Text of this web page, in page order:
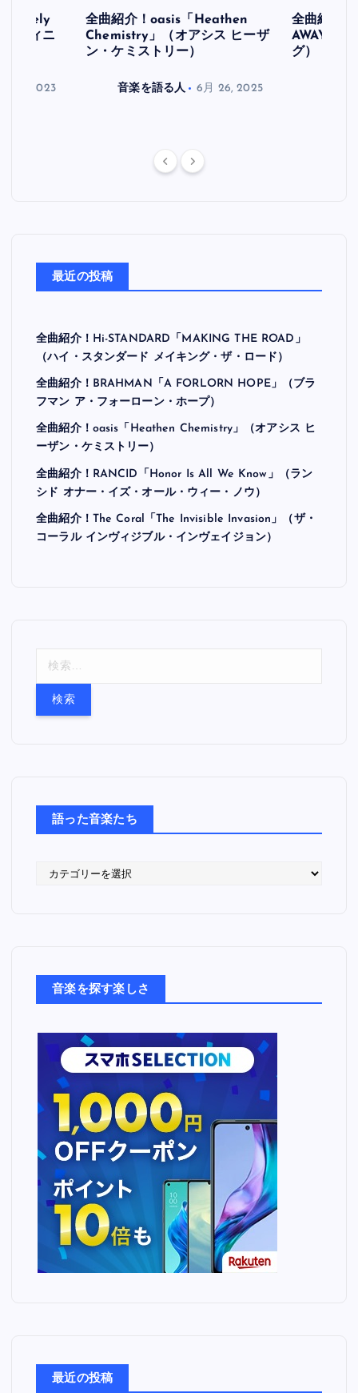
フィニ
30, 2023
全曲紹介！oasis「Heathen
Chemistry」（オアシス ヒーザ
ン・ケミストリー）
音楽を語る人 6月 26, 2025
全曲紹介
AWAY」
グ）
最近の投稿
全曲紹介！Hi-STANDARD「MAKING THE ROAD」
（ハイ・スタンダード メイキング・ザ・ロード）
全曲紹介！BRAHMAN「A FORLORN HOPE」（ブラ
フマン ア・フォーローン・ホープ）
全曲紹介！oasis「Heathen Chemistry」（オアシス ヒ
ーザン・ケミストリー）
全曲紹介！RANCID「Honor Is All We Know」（ラン
シド オナー・イズ・オール・ウィー・ノウ）
全曲紹介！The Coral「The Invisible Invasion」（ザ・
コーラル インヴィジブル・インヴェイジョン）
語った音楽たち
音楽を探す楽しさ
最近の投稿